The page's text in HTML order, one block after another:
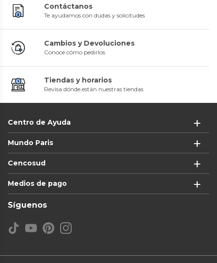
Contáctanos
Te ayudamos con dudas y solicitudes
Cambios y Devoluciones
Conoce cómo pedirlos
Tiendas y horarios
Revisa dónde están nuestras tiendas
Centro de Ayuda
Mundo Paris
Cencosud
Medios de pago
Síguenos